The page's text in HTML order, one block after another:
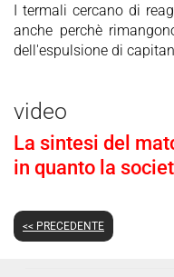
I termali cercano di
anche perchè
dell'espulsione di
video
La sintesi del
in quanto la
<< PRECEDENTE